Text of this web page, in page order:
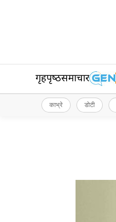
गृहपृष्‍ठसमाचार
काभ्रे डोटी